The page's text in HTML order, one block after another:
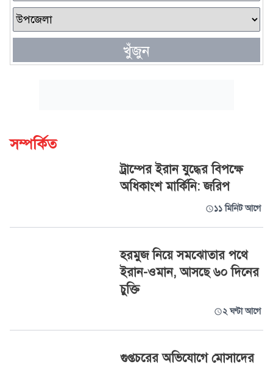
খুঁজুন
সম্পর্কিত
ট্রাম্পের ইরান যুদ্ধের বিপক্ষে
অধিকাংশ মার্কিনি: জরিপ
১১ মিনিট আগে
হরমুজ নিয়ে সমঝোতার পথে
ইরান-ওমান, আসছে ৬০ দিনের
চুক্তি
২ ঘণ্টা আগে
গুপ্তচরের অভিযোগে মোসাদের